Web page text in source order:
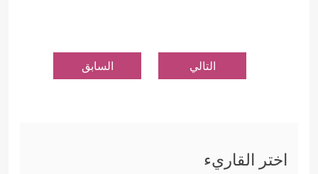
التالي السابق
اختر القاريء